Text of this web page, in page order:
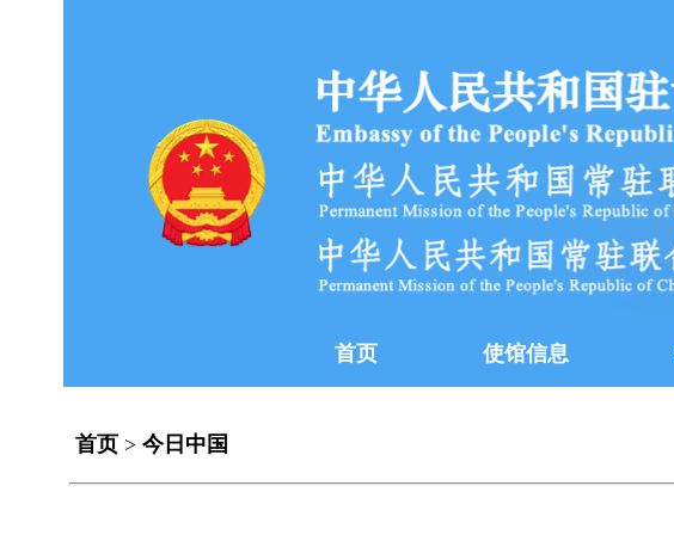
首页 使馆信息
首页 > 今日中国